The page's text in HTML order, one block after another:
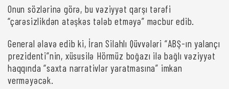
Onun sözlərinə görə, bu vəziyyət qarşı tərəfi
“çarəsizlikdən atəşkəs tələb etməyə” məcbur edib.
General əlavə edib ki, İran Silahlı Qüvvələri “ABŞ-ın yalançı
prezidenti”nin, xüsusilə Hörmüz boğazı ilə bağlı vəziyyət
haqqında “saxta narrativlər yaratmasına” imkan
verməyəcək.